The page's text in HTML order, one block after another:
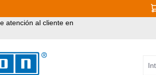
atención al cliente en